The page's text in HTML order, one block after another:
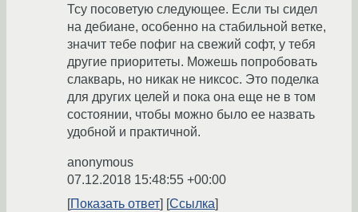
Тсу посоветую следующее. Если ты сидел
на дебиане, особенно на стабильной ветке,
значит тебе пофиг на свежий софт, у тебя
другие приоритеты. Можешь попробовать
слакварь, но никак не никсос. Это поделка
для других целей и пока она еще не в том
состоянии, чтобы можно было ее назвать
удобной и практичной.
anonymous
07.12.2018 15:48:55 +00:00
Показать ответ
Ссылка